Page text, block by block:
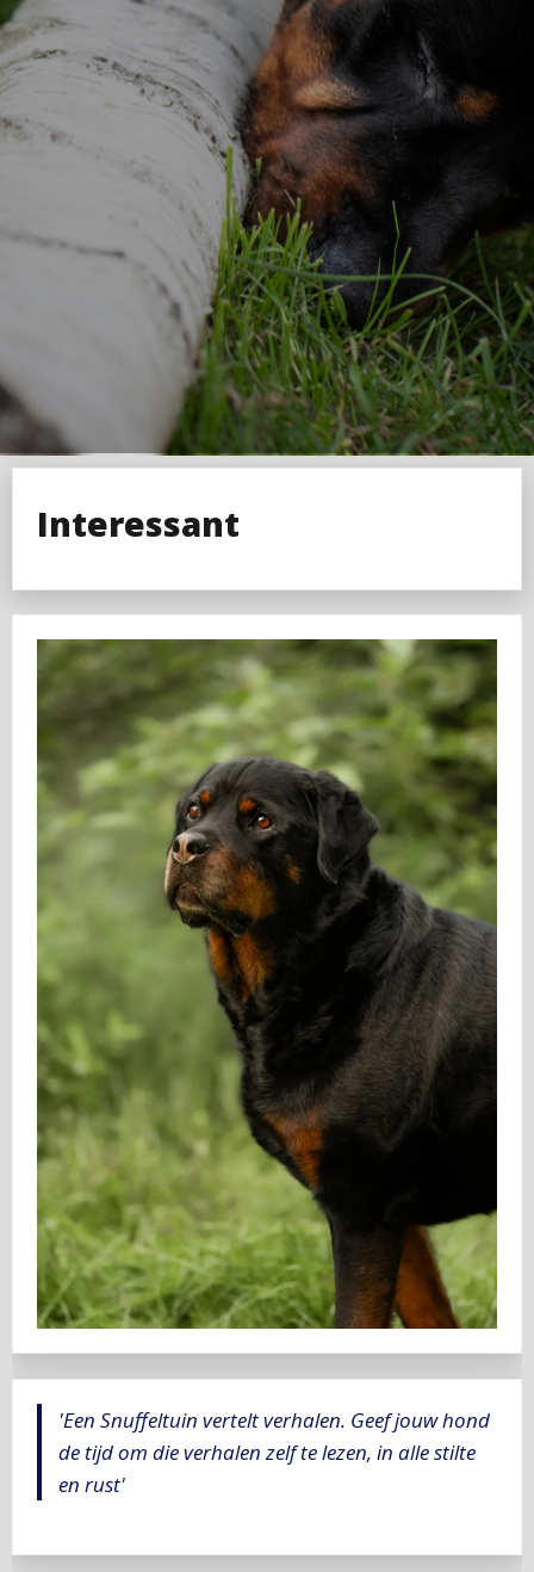
Interessant
'Een Snuffeltuin vertelt verhalen. Geef jouw hond
de tijd om die verhalen zelf te lezen, in alle stilte
en rust'